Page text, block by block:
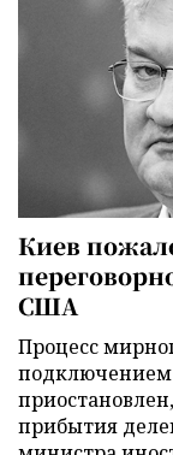
Киев
США
Процесс
подключением
прибытия